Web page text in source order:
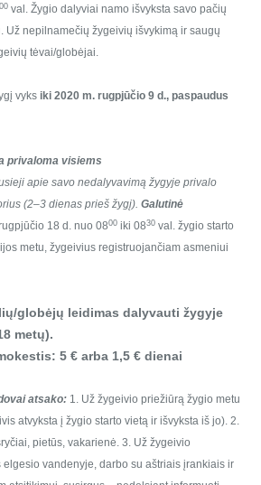
00 val. Žygio dalyviai namo išvyksta savo pačių
Už nepilnamečių žygeivių išvykimą ir saugų
tėvai/globėjai.
vyks iki 2020 m. rugpjūčio 9 d., paspaudus
privaloma visiems
apie savo nedalyvavimą žygyje privalo
(2–3 dienas prieš žygį). Galutinė
18 d. nuo 0800 iki 0830 val. žygio starto
metu, žygeivius registruojančiam asmeniui
globėjų leidimas dalyvauti žygyje
metų).
5 € arba 1,5 € dienai
atsako: 1. Už žygeivio priežiūrą žygio metu
atvyksta į žygio starto vietą ir išvyksta iš jo). 2.
pietūs, vakarienė. 3. Už žygeivio
vandenyje, darbo su aštriais įrankiais ir